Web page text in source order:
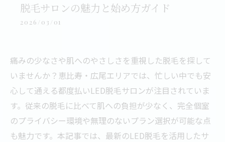
脱毛サロンの魅力と始め方ガイド
2026/03/01
痛みの少なさや肌へのやさしさを重視した脱毛を探して
いませんか？恵比寿・広尾エリアでは、忙しい中でも安
心して通える都度払いLED脱毛サロンが注目されていま
す。従来の脱毛に比べて肌への負担が少なく、完全個室
のプライバシー環境や無理のないプラン選択が可能な点
も魅力です。本記事では、最新のLED脱毛を活用したサ